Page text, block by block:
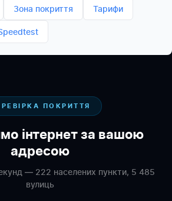
Зона покриття Тарифи
ПОКРИТТЯ
інтернет за вашою
адресою
— 222 населених пункти, 5 485
вулиць